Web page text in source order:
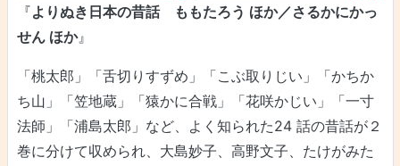
『よりぬき日本の昔話 ももたろう ほか／さるかにかっ
せん ほか』
「桃太郎」「舌切りすずめ」「こぶ取りじい」「かちか
ち山」「笠地蔵」「猿かに合戦」「花咲かじい」「一寸
法師」「浦島太郎」など、よく知られた24 話の昔話が２
巻に分けて収められ、大島妙子、高野文子、たけがみた